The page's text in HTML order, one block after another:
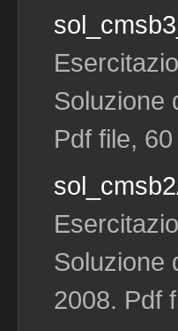
Soluzione
Pdf file,
Soluzione
2008. Pdf